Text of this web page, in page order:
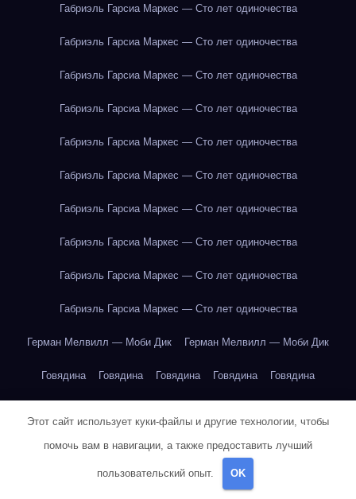
Габриэль Гарсиа Маркес — Сто лет одиночества
Габриэль Гарсиа Маркес — Сто лет одиночества
Габриэль Гарсиа Маркес — Сто лет одиночества
Габриэль Гарсиа Маркес — Сто лет одиночества
Габриэль Гарсиа Маркес — Сто лет одиночества
Габриэль Гарсиа Маркес — Сто лет одиночества
Габриэль Гарсиа Маркес — Сто лет одиночества
Габриэль Гарсиа Маркес — Сто лет одиночества
Габриэль Гарсиа Маркес — Сто лет одиночества
Габриэль Гарсиа Маркес — Сто лет одиночества
Герман Мелвилл — Моби Дик Герман Мелвилл — Моби Дик
Говядина Говядина Говядина Говядина Говядина
Говядина Говядина Говядина Говядина Горох Горох
Горох Горох Горох Горох
Этот сайт использует куки-файлы и другие технологии, чтобы
помочь вам в навигации, а также предоставить лучший
пользовательский опыт. OK